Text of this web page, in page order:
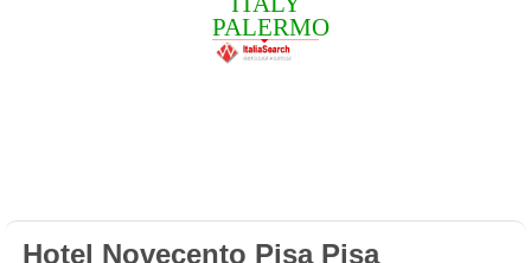
PALERMO
Hotel Novecento Pisa Pisa